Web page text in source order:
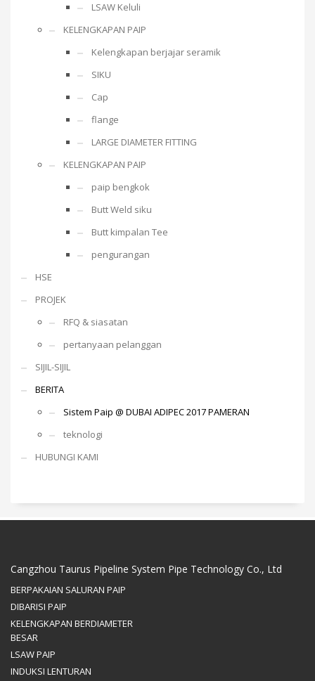
LSAW Keluli
KELENGKAPAN PAIP
Kelengkapan berjajar seramik
SIKU
Cap
flange
LARGE DIAMETER FITTING
KELENGKAPAN PAIP
paip bengkok
Butt Weld siku
Butt kimpalan Tee
pengurangan
HSE
PROJEK
RFQ & siasatan
pertanyaan pelanggan
SIJIL-SIJIL
BERITA
Sistem Paip @ DUBAI ADIPEC 2017 PAMERAN
teknologi
HUBUNGI KAMI
Cangzhou Taurus Pipeline System Pipe Technology Co., Ltd
BERPAKAIAN SALURAN PAIP
DIBARISI PAIP
KELENGKAPAN BERDIAMETER
BESAR
LSAW PAIP
INDUKSI LENTURAN